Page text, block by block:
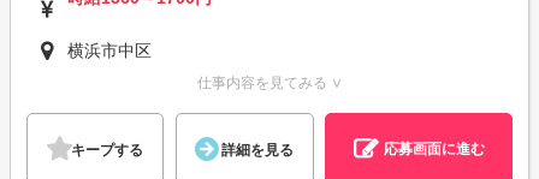
横浜市中区
仕事内容を見てみる ∨
キープする 詳細を見る 応募画面に進む